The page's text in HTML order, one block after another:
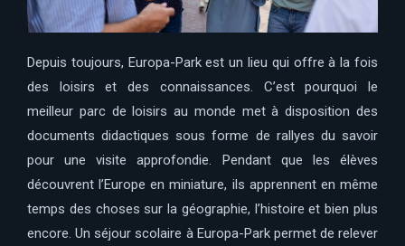
Depuis toujours, Europa-Park est un lieu qui offre à la fois
des loisirs et des connaissances. C’est pourquoi le
meilleur parc de loisirs au monde met à disposition des
documents didactiques sous forme de rallyes du savoir
pour une visite approfondie. Pendant que les élèves
découvrent l’Europe en miniature, ils apprennent en même
temps des choses sur la géographie, l’histoire et bien plus
encore. Un séjour scolaire à Europa-Park permet de relever